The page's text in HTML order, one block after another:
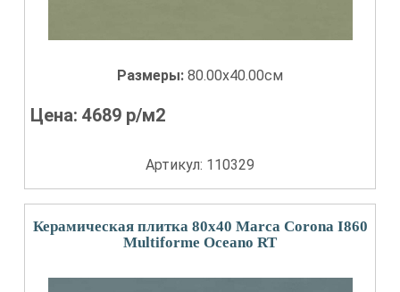
Размеры: 80.00x40.00см
Цена:4689 р/м2
Артикул: 110329
Керамическая плитка 80x40 Marca Corona I860
Multiforme Oceano RT